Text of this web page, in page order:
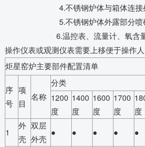
4.不锈钢炉体与箱体连接
5.不锈钢炉体外露部分喷
6.温控表、流量计、氧含
操作仪表或观测仪表需要上移便于操作人
炬星窑炉主要部件配置清单
序
号
项
目
名称
分类
1200
度
1400
度
1600
度
1700
度
度
1
外
壳
双层
外壳
● ● ● ● ●